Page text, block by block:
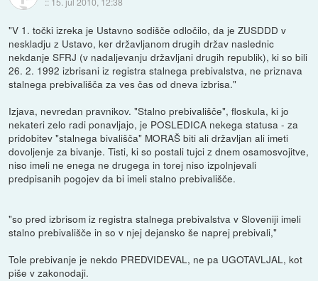
"V 1. točki izreka je Ustavno sodišče odločilo, da je ZUSDDD v
neskladju z Ustavo, ker državljanom drugih držav naslednic
nekdanje SFRJ (v nadaljevanju državljani drugih republik), ki so bili
26. 2. 1992 izbrisani iz registra stalnega prebivalstva, ne priznava
stalnega prebivališča za ves čas od dneva izbrisa."
Izjava, nevredan pravnikov. "Stalno prebivališče", floskula, ki jo
nekateri zelo radi ponavljajo, je POSLEDICA nekega statusa - za
pridobitev "stalnega bivališča" MORAŠ biti ali državljan ali imeti
dovoljenje za bivanje. Tisti, ki so postali tujci z dnem osamosvojitve,
niso imeli ne enega ne drugega in torej niso izpolnjevali
predpisanih pogojev da bi imeli stalno prebivališče.
"so pred izbrisom iz registra stalnega prebivalstva v Sloveniji imeli
stalno prebivališče in so v njej dejansko še naprej prebivali,"
Tole prebivanje je nekdo PREDVIDEVAL, ne pa UGOTAVLJAL, kot
piše v zakonodaji.